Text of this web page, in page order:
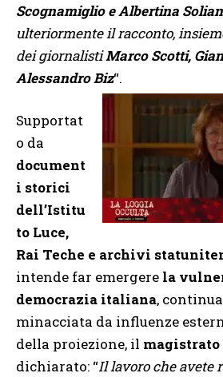
Scognamiglio e Albertina
ulteriormente il racconto,
dei giornalistiMarco Scotti,
Alessandro Biz“.
Supportat
o da
document
i storici
dell’Istitu
to Luce,
Rai Teche e archivi
intende far emergere la
democrazia italiana,
minacciata da influenze
della proiezione, il magistrato
dichiarato: “Il lavoro che avete